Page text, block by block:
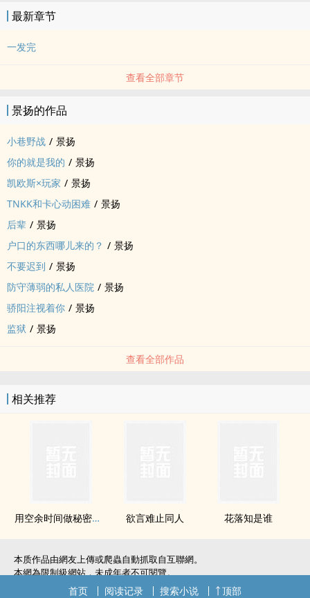
最新章节
一发完
查看全部章节
景扬的作品
小巷野战 / 景扬
你的就是我的 / 景扬
凯欧斯×玩家 / 景扬
TNKK和卡心动困难 / 景扬
后辈 / 景扬
户口的东西哪儿来的？ / 景扬
不要迟到 / 景扬
防守薄弱的私人医院 / 景扬
骄阳注视着你 / 景扬
监狱 / 景扬
查看全部作品
相关推荐
用空余时间做秘密的事 欲言难止‍‌同‌‍‎人‎‎ 花落知是谁
本质作品由網友上傳或爬蟲自動抓取自互聯網。
本網為限制級網站，未成年者不可閱覽。
如無意中侵犯了您的權利，敬請聯系我們。
首页 阅读记录 搜索小说 顶部